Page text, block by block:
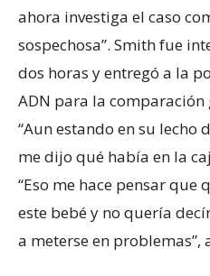
ahora investiga el caso
sospechosa”. Smith fue
dos horas y entregó a la
ADN para la comparación
“Aun estando en su lecho
me dijo qué había en la
“Eso me hace pensar que
este bebé y no quería
a meterse en problemas”,